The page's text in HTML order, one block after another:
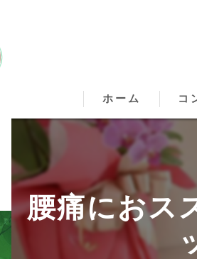
ホーム コ
松原
松
松
腰痛におス